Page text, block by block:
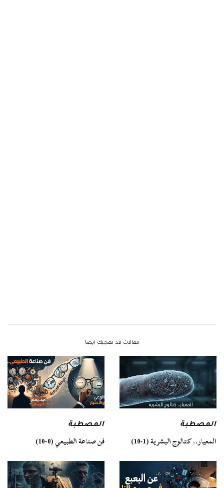
مقالات قد تعجبك ايضا
المصطبة
المعيار.. كتالوج البشرية (1-10)
المصطبة
فن صناعة الطبيعي (0-10)